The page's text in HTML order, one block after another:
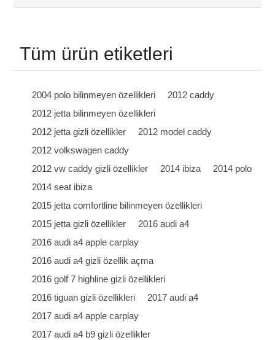
Tüm ürün etiketleri
2004 polo bilinmeyen özellikleri
2012 caddy
2012 jetta bilinmeyen özellikleri
2012 jetta gizli özellikler
2012 model caddy
2012 volkswagen caddy
2012 vw caddy gizli özellikler
2014 ibiza
2014 polo
2014 seat ibiza
2015 jetta comfortline bilinmeyen özellikleri
2015 jetta gizli özellikler
2016 audi a4
2016 audi a4 apple carplay
2016 audi a4 gizli özellik açma
2016 golf 7 highline gizli özellikleri
2016 tiguan gizli özellikleri
2017 audi a4
2017 audi a4 apple carplay
2017 audi a4 b9 gizli özellikler